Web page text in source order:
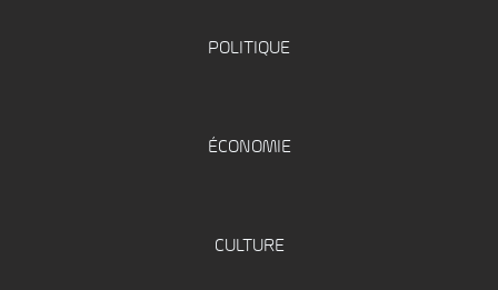
POLITIQUE
ÉCONOMIE
CULTURE